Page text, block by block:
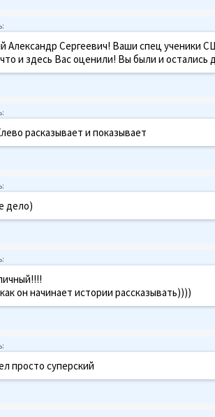
Александр Сергеевич! Ваши спец ученики
и здесь Вас оценили! Вы были и
расказывает и показывает
дело)
он начинает истории рассказывать))))
просто суперский